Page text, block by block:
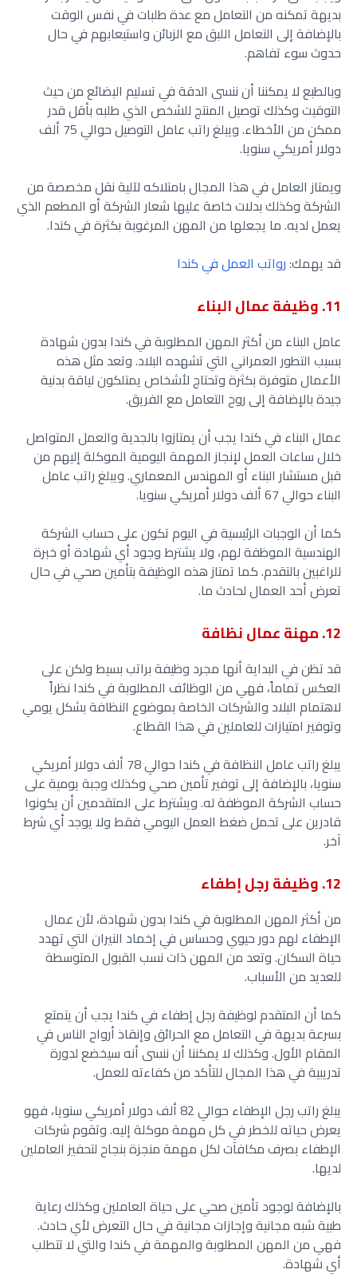
بديهة تمكنه من التعامل مع عدة طلبات في نفس الوقت
بالإضافة إلى التعامل اللبق مع الزبائن واستيعابهم في حال
حدوث سوء تفاهم.
وبالطبع لا يمكننا أن ننسى الدقة في تسليم البضائع من حيث
التوقيت وكذلك توصيل المنتج للشخص الذي طلبه بأقل قدر
ممكن من الأخطاء. ويبلغ راتب عامل التوصيل حوالي 75 ألف
دولار أمريكي سنويا.
ويمتاز العامل في هذا المجال بامتلاكه لآلية نقل مخصصة من
الشركة وكذلك بدلات خاصة عليها شعار الشركة أو المطعم الذي
يعمل لديه. ما يجعلها من المهن المرغوبة بكثرة في كندا.
قد يهمك:رواتب العمل في كندا
11. وظيفة عمال البناء
عامل البناء من أكثر المهن المطلوبة في كندا بدون شهادة
بسبب التطور العمراني التي تشهده البلاد. وتعد مثل هذه
الأعمال متوفرة بكثرة وتحتاج لأشخاص يمتلكون لياقة بدنية
جيدة بالإضافة إلى روح التعامل مع الفريق.
عمال البناء في كندا يجب أن يمتازوا بالجدية والعمل المتواصل
خلال ساعات العمل لإنجاز المهمة اليومية الموكلة إليهم من
قبل مستشار البناء أو المهندس المعماري. ويبلغ راتب عامل
البناء حوالي 67 ألف دولار أمريكي سنويا.
كما أن الوجبات الرئيسية في اليوم تكون على حساب الشركة
الهندسية الموظفة لهم، ولا يشترط وجود أي شهادة أو خبرة
للراغبين بالتقدم. كما تمتاز هذه الوظيفة بتأمين صحي في حال
تعرض أحد العمال لحادث ما.
12. مهنة عمال نظافة
قد تظن في البداية أنها مجرد وظيفة براتب بسيط ولكن على
العكس تماماً، فهي من الوظائف المطلوبة في كندا نظراً
لاهتمام البلاد والشركات الخاصة بموضوع النظافة بشكل يومي
وتوفير امتيازات للعاملين في هذا القطاع.
يبلغ راتب عامل النظافة في كندا حوالي 78 ألف دولار أمريكي
سنويا، بالإضافة إلى توفير تأمين صحي وكذلك وجبة يومية على
حساب الشركة الموظفة له. ويشترط على المتقدمين أن يكونوا
قادرين على تحمل ضغط العمل اليومي فقط ولا يوجد أي شرط
آخر.
12. وظيفة رجل إطفاء
من أكثر المهن المطلوبة في كندا بدون شهادة، لأن عمال
الإطفاء لهم دور حيوي وحساس في إخماد النيران التي تهدد
حياة السكان. وتعد من المهن ذات نسب القبول المتوسطة
للعديد من الأسباب.
كما أن المتقدم لوظيفة رجل إطفاء في كندا يجب أن يتمتع
بسرعة بديهة في التعامل مع الحرائق وإنقاذ أرواح الناس في
المقام الأول. وكذلك لا يمكننا أن ننسى أنه سيخضع لدورة
تدريبية في هذا المجال للتأكد من كفاءته للعمل.
يبلغ راتب رجل الإطفاء حوالي 82 ألف دولار أمريكي سنويا، فهو
يعرض حياته للخطر في كل مهمة موكلة إليه. وتقوم شركات
الإطفاء بصرف مكافآت لكل مهمة منجزة بنجاح لتحفيز العاملين
لديها.
بالإضافة لوجود تأمين صحي على حياة العاملين وكذلك رعاية
طبية شبه مجانية وإجازات مجانية في حال التعرض لأي حادث.
فهي من المهن المطلوبة والمهمة في كندا والتي لا تتطلب
أي شهادة.